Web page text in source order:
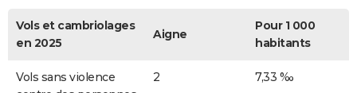
Vols et cambriolages
en 2025
Aigne
Pour 1 000
habitants
Vols sans violence
2 7,33 ‰